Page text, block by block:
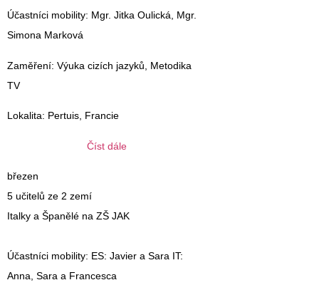
Účastníci mobility: Mgr. Jitka Oulická, Mgr.
Simona Marková
Zaměření: Výuka cizích jazyků, Metodika
TV
Lokalita: Pertuis, Francie
Číst dále
březen
5 učitelů ze 2 zemí
Italky a Španělé na ZŠ JAK
Účastníci mobility: ES: Javier a Sara IT:
Anna, Sara a Francesca